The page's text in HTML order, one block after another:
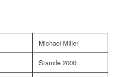
Michael Miller
Stamile 2000